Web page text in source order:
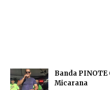
Banda
Micarana